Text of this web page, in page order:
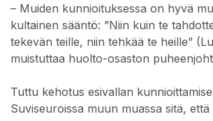
– Muiden kunnioituksessa on hyvä
kultainen sääntö: ”Niin kuin te
tekevän teille, niin tehkää te heille”
muistuttaa huolto-osaston
Tuttu kehotus esivallan
Suviseuroissa muun muassa sitä, että